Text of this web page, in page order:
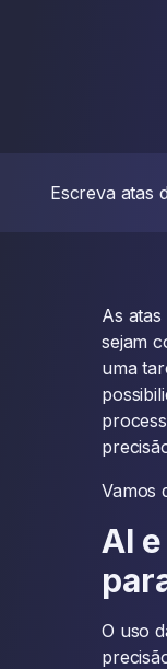
Escreva atas
As
sejam
uma
Vamos
AI
O uso